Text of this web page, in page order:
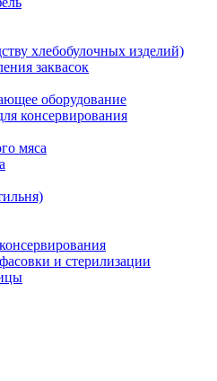
хлебобулочных изделий)
заквасок
оборудование
консервирования
мяса
и стерилизации